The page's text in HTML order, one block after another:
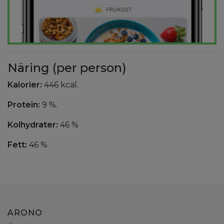
Näring (per person)
Kalorier: 446 kcal.
Protein: 9 %.
Kolhydrater: 46 %
Fett: 46 %
ARONO